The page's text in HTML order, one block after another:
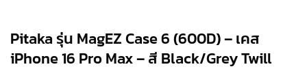
Pitaka รุ่น MagEZ Case 6 (600D) – เคส
iPhone 16 Pro Max – สี Black/Grey Twill